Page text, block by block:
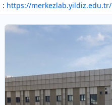
: https://merkezlab.yildiz.edu.tr/